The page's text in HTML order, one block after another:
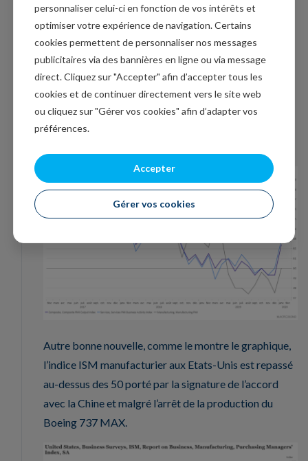
PMI en Grande-Bretagne ont connu un rebond très
marqué. La clarification de la situation politique a
clairement donné un coup de fouet à l’économie même
preuve d’ailleurs, le sterling est un peu sous pression
depuis hier avec le début des discussions entre l’UE et
la Grande-Bretagne dans un délai estimé par l’UE trop
Autre bonne nouvelle, comme le montre le graphique,
l’indice ISM manufacturier aux Etats-Unis est repassé
au-dessus des 50 porté par la signature de l’accord
avec la Chine et malgré l’arrêt de la production du
Boeing 737 MAX.
personnaliser celui-ci en fonction de vos intérêts et
optimiser votre expérience de navigation. Certains
cookies permettent de personnaliser nos messages
publicitaires via des bannières en ligne ou via message
direct. Cliquez sur "Accepter" afin d’accepter tous les
cookies et de continuer directement vers le site web
ou cliquez sur "Gérer vos cookies" afin d’adapter vos
préférences.
Accepter
Gérer vos cookies